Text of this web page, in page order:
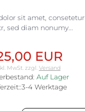
sit amet, consetetur
sed diam nonumy...
EUR
MwSt. zzgl. Versand
Auf Lager
4 Werktage